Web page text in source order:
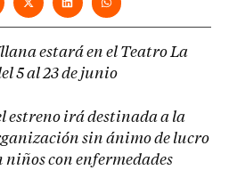
estará en el Teatro La
5 al 23 de junio
estreno irá destinada a la
sin ánimo de lucro
niños con enfermedades